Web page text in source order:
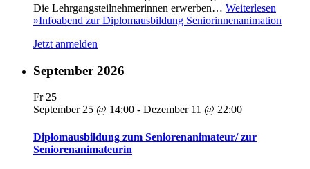
Die Lehrgangsteilnehmerinnen erwerben… Weiterlesen
»Infoabend zur Diplomausbildung Seniorinnenanimation
Jetzt anmelden
September 2026
Fr 25
September 25 @ 14:00 - Dezember 11 @ 22:00
Diplomausbildung zum Seniorenanimateur/ zur
Seniorenanimateurin